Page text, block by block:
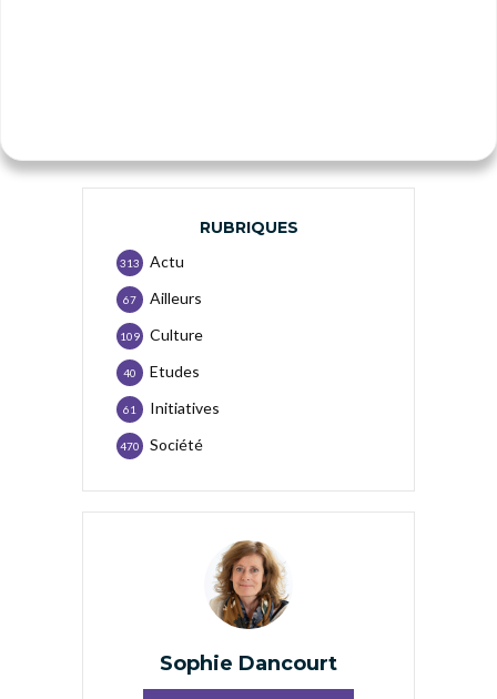
RUBRIQUES
Actu
313
Ailleurs
67
Culture
109
Etudes
40
Initiatives
61
Société
470
Sophie Dancourt